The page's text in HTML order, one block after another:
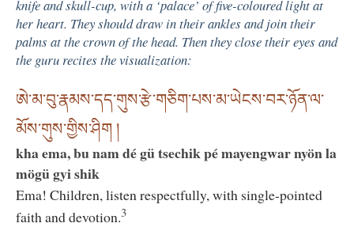
knife and skull-cup, with a ‘palace’ of five-coloured light at
her heart. They should draw in their ankles and join their
palms at the crown of the head. Then they close their eyes and
the guru recites the visualization:
ཨེ་མ་བུ་རྣམས་དད་གུས་རྩེ་གཅིག་པས་མ་ཡེངས་བར་ཉོན་ལ་
མོས་གུས་གྱིས་ཤིག །
kha ema, bu nam dé gü tsechik pé mayengwar nyön la
mögü gyi shik
Ema! Children, listen respectfully, with single-pointed
faith and devotion.3